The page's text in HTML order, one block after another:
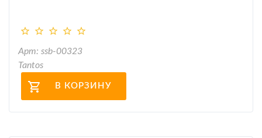
Арт: ssb-00323
Tantos
В КОРЗИНУ